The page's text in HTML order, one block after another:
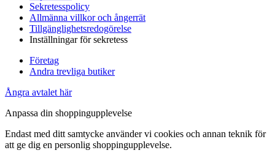
Sekretesspolicy
Allmänna villkor och ångerrät
Tillgänglighetsredogörelse
Inställningar för sekretess
Företag
Andra trevliga butiker
Ångra avtalet här
Anpassa din shoppingupplevelse
Endast med ditt samtycke använder vi cookies och annan teknik för
att ge dig en personlig shoppingupplevelse.